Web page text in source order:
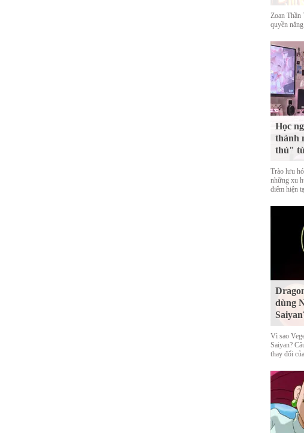
Zoan Thần
quyền
Học
thành
thủ"
Trào lưu
những xu
điểm hiện
dùng
Vì sao
Saiyan?
thay đổi